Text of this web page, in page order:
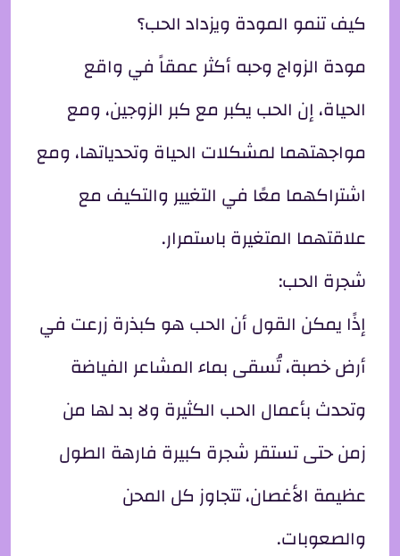
كيف تنمو المودة ويزداد الحب؟
مودة الزواج وحبه أكثر عمقاً في واقع
الحياة، إن الحب يكبر مع كبر الزوجين، ومع
مواجهتهما لمشكلات الحياة وتحدياتها، ومع
اشتراكهما معًا في التغيير والتكيف مع
علاقتهما المتغيرة باستمرار.
شجرة الحب:
إذًا يمكن القول أن الحب هو كبذرة زرعت في
أرض خصبة، تُسقى بماء المشاعر الفياضة
وتحدث بأعمال الحب الكثيرة ولا بد لها من
زمن حتى تستقر شجرة كبيرة فارهة الطول
عظيمة الأغصان، تتجاوز كل المحن
والصعوبات.